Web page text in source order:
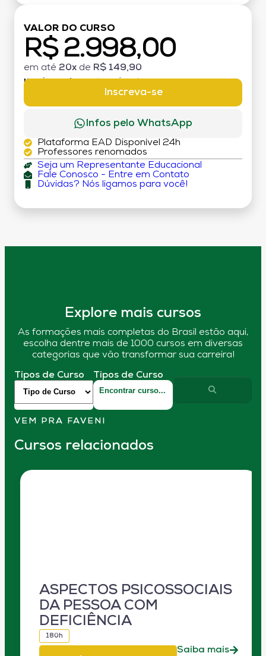
VALOR DO CURSO
R$ 2.998,00
em até 20x de R$ 149,90
MATRÍCULA:
Inscreva-se
Infos pelo WhatsApp
Plataforma EAD Disponível 24h
Professores renomados
Seja um Representante Educacional
Fale Conosco - Entre em Contato
Dúvidas? Nós ligamos para você!
Explore mais cursos
As formações mais completas do Brasil estão aqui,
escolha dentre mais de 1000 cursos em diversas
categorias que vão transformar sua carreira!
Tipos de Curso Tipos de Curso
VEM PRA FAVENI
Cursos relacionados
ASPECTOS PSICOSSOCIAIS
DA PESSOA COM
DEFICIÊNCIA
180h
Saiba mais